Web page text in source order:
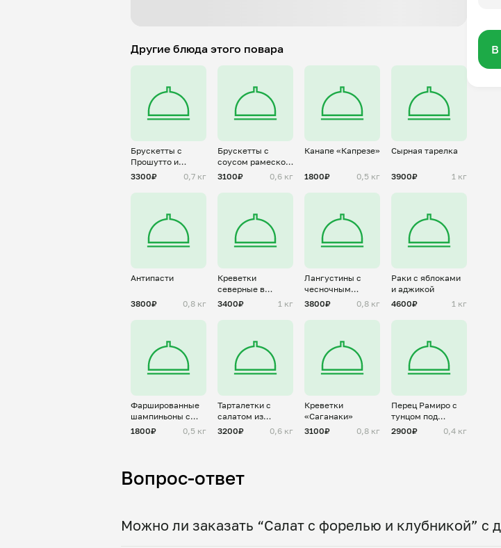
Другие блюда этого повара
Брускетты с
Прошутто и
голубым сыром
3300₽ 0,7 кг
Брускетты с
соусом рамеско и
маринованной
3100₽ 0,6 кг
Канапе «Капрезе»
1800₽ 0,5 кг
Сырная тарелка
3900₽ 1 кг
Антипасти
3800₽ 0,8 кг
Креветки
северные в
пряном рассоле
3400₽ 1 кг
Лангустины с
чесночным
маслом
3800₽ 0,8 кг
Раки с яблоками
и аджикой
4600₽
1 кг
Фаршированные
шампиньоны с
жульеном из
1800₽ 0,5 кг
Тарталетки с
салатом из
креветок
3200₽ 0,6 кг
Креветки
«Саганаки»
3100₽
0,8 кг
Перец Рамиро с
тунцом под
соусом «Тонато»
2900₽ 0,4 кг
В
Вопрос-ответ
Можно ли заказать “Салат с форелью и клубникой” с